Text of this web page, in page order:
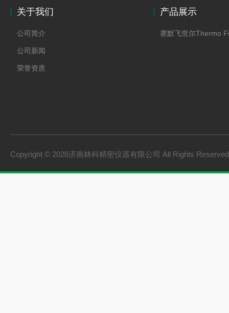
关于我们
公司简介
公司新闻
荣誉资质
产品展示
赛默飞世尔Thermo
Copyright © 2026济南林科精密仪器有限公司 All Rights